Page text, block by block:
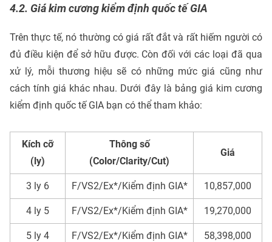
4.2. Giá kim cương kiểm định quốc tế GIA
Trên thực tế, nó thường có giá rất đắt và rất hiếm người có
đủ điều kiện để sở hữu được. Còn đối với các loại đã qua
xử lý, mỗi thương hiệu sẽ có những mức giá cũng như
cách tính giá khác nhau. Dưới đây là bảng giá kim cương
kiểm định quốc tế GIA bạn có thể tham khảo:
Kích cỡ
(ly)
Thông số
(Color/Clarity/Cut)
Giá
3 ly 6 F/VS2/Ex*/Kiểm định GIA* 10,857,000
4 ly 5 F/VS2/Ex*/Kiểm định GIA* 19,270,000
5 ly 4 F/VS2/Ex*/Kiểm định GIA* 58,398,000